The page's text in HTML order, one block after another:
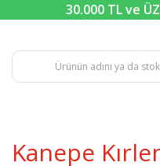
30.000 TL ve
Kanepe